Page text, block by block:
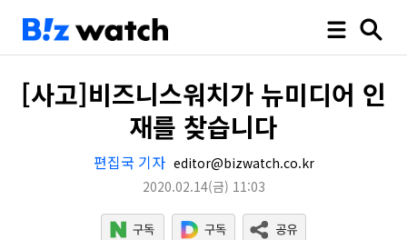
[사고]비즈니스워치가 뉴미디어 인
재를 찾습니다
편집국 기자 editor@bizwatch.co.kr
2020.02.14(금) 11:03